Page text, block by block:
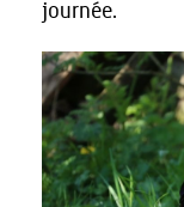
journée.